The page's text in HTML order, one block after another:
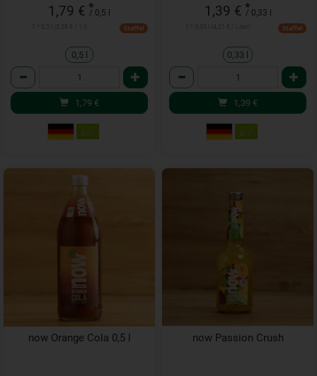
1,79 € *
/ 0,5 l
Staffel
0,5 l
Anzahl
1,79 €
1,39 € *
/ 0,33 l
Staffel
0,33 l
Anzahl
1,39 €
now Orange Cola 0,5 l now Passion Crush